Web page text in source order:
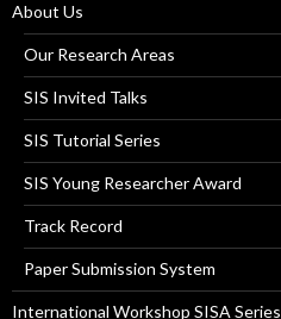
About Us
Our Research Areas
SIS Invited Talks
SIS Tutorial Series
SIS Young Researcher Award
Track Record
Paper Submission System
International Workshop SISA Series